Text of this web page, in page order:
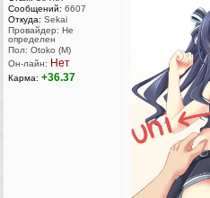
Сообщений: 6607
Откуда: Sekai
Провайдер: Не
определен
Пол: Otoko (M)
Он-лайн: Нет
Карма: +36.37